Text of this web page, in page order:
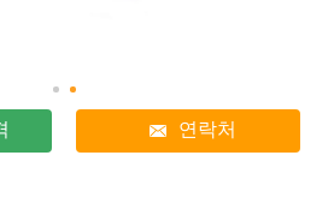
연락처